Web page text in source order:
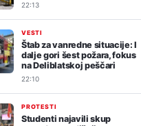
22:13
VESTI
Štab za vanredne situacije: I
dalje gori šest požara, fokus
na Deliblatskoj peščari
22:10
PROTESTI
Studenti najavili skup